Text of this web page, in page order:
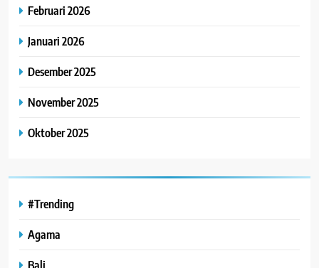
Februari 2026
Januari 2026
Desember 2025
November 2025
Oktober 2025
#Trending
Agama
Bali